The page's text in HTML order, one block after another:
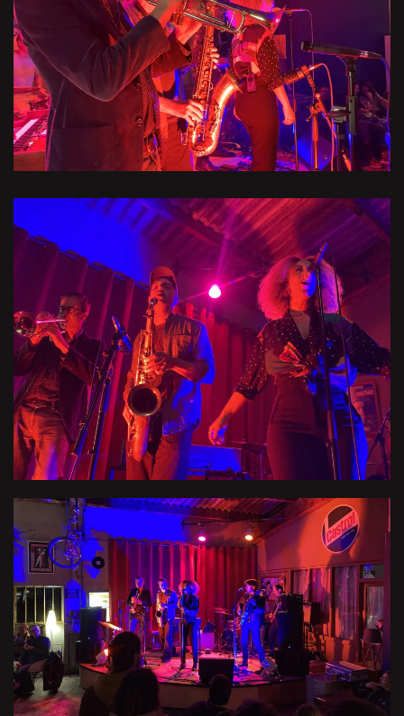
Voir l'image
Voir l'image